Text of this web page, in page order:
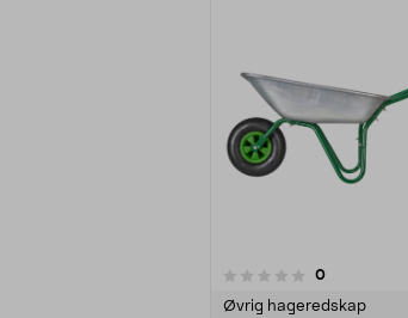
0anmeldelser
Øvrig hageredskap
0.0 av 5 stjerner